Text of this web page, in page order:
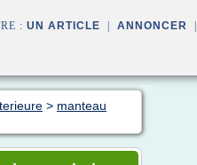
: UN ARTICLE ANNONCER
> manteau